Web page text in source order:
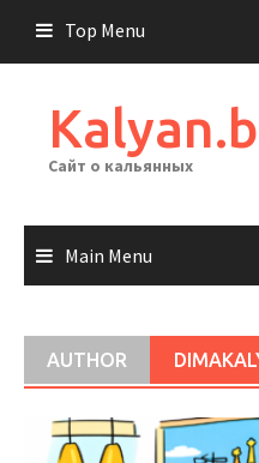
content
Top Menu
Сайт о кальянных
Main Menu
AUTHOR